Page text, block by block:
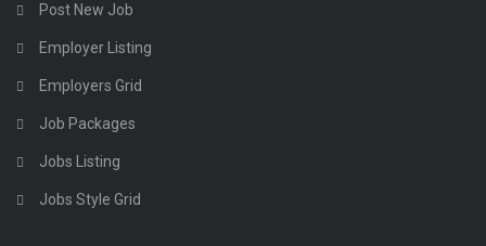
Post New Job
Employer Listing
Employers Grid
Job Packages
Jobs Listing
Jobs Style Grid